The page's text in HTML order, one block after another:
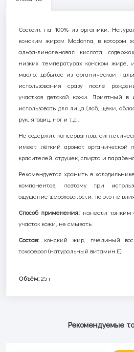
Состоит на 100% из органики.
конским жиром Madonna, в котором
альфа-линоленовая кислота,
низких температурах конском жире,
масло, добытое из органической
использования сразу после
участков детской кожи. Приятный в
использовать для лица (лоб, щеки,
рук, ягодиц, ног и т.д..
Не содержит консервантов,
имеет лёгкий аромат органической
красителей, отдушек, спирта и
Рекомендуется хранить в
компонентов, поэтому при
ощущение шероховатости, но это не
Способ применения:нанести тонким
участок кожи, не смывать.
Состав: конский жир, пчелиный
токоферол
Объём:25 г
Рекомендуемые